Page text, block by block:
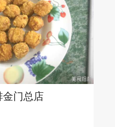
金门总店